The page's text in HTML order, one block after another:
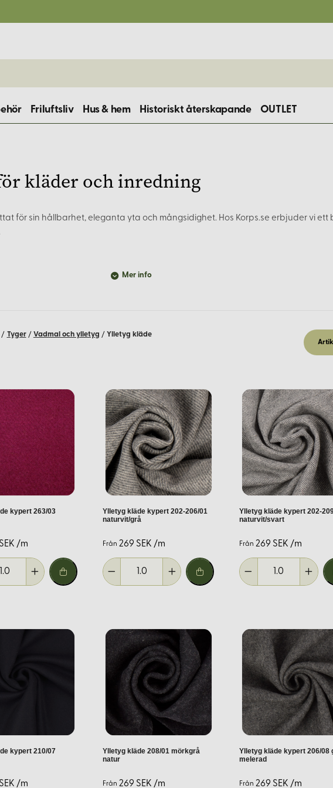
Friluftsliv Hus & hem Historiskt återskapande OUTLET
kläder och inredning
för sin hållbarhet, eleganta yta och mångsidighet. Hos Korps.se erbjuder vi ett
gör det idealiskt för ytterplagg, medan den mjuka ytan och det vackra
som gardiner, kuddar och draperier.
för plagg som ska användas utomhus eller i kallare klimat.
Mer info
/ Tyger / Vadmal och ylletyg / Ylletyg kläde
kypert 263/03
/m
Ylletyg kläde kypert 202-206/01
naturvit/grå
Från 269 SEK /m
Ylletyg kläde kypert 202-
naturvit/svart
Från 269 SEK /m
kypert 210/07
/m
Ylletyg kläde 208/01 mörkgrå
natur
Från 269 SEK /m
Ylletyg kläde kypert 206/08
melerad
Från 269 SEK /m